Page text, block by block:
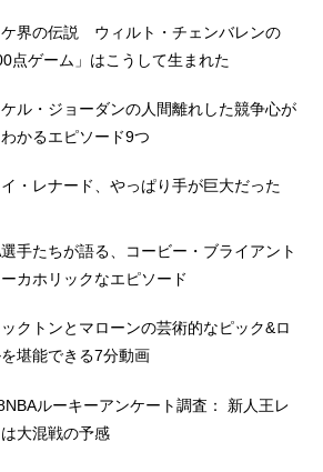
界の伝説 ウィルト・チェンバレンの
点ゲーム」はこうして生まれた
ル・ジョーダンの人間離れした競争心が
かるエピソード9つ
・レナード、やっぱり手が巨大だった
選手たちが語る、コービー・ブライアント
カホリックなエピソード
クトンとマローンの芸術的なピック&ロ
堪能できる7分動画
ルーキーアンケート調査： 新人王レ
大混戦の予感